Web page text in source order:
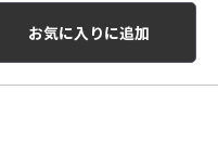
お気に入りに追加